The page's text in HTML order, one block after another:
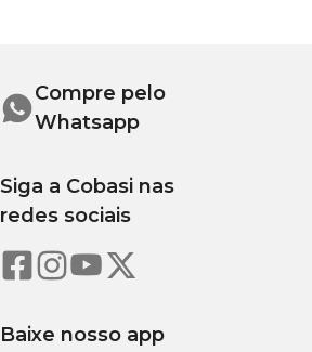
Compre pelo
Whatsapp
Siga a Cobasi nas
redes sociais
Baixe nosso app